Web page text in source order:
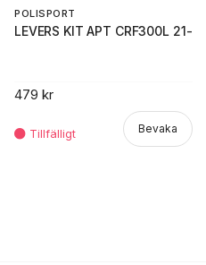
POLISPORT
LEVERS KIT APT CRF300L 21-
479 kr
Bevaka